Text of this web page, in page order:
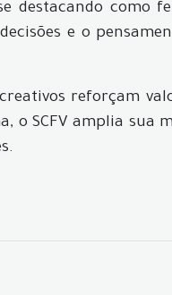
destacando como
e o
reforçam
o SCFV amplia sua